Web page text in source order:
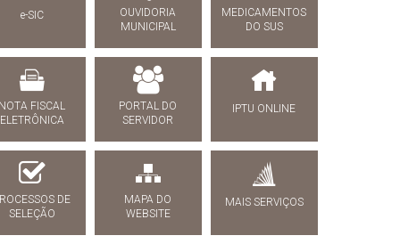
e-SIC
OUVIDORIA
MUNICIPAL
MEDICAMENTOS
DO SUS
FISCAL
ELETRÔNICA
PORTAL DO
SERVIDOR
IPTU ONLINE
DE
SELEÇÃO
MAPA DO
WEBSITE
MAIS SERVIÇOS